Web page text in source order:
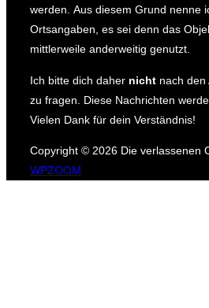
werden. Aus diesem Grund nenne
Ortsangaben, es sei denn das
mittlerweile anderweitig genutzt.
Ich bitte dich daher nicht nach den
zu fragen.
Diese Nachrichten
Vielen Dank für dein Verständnis!
Copyright © 2026 Die verlassenen
WPZOOM